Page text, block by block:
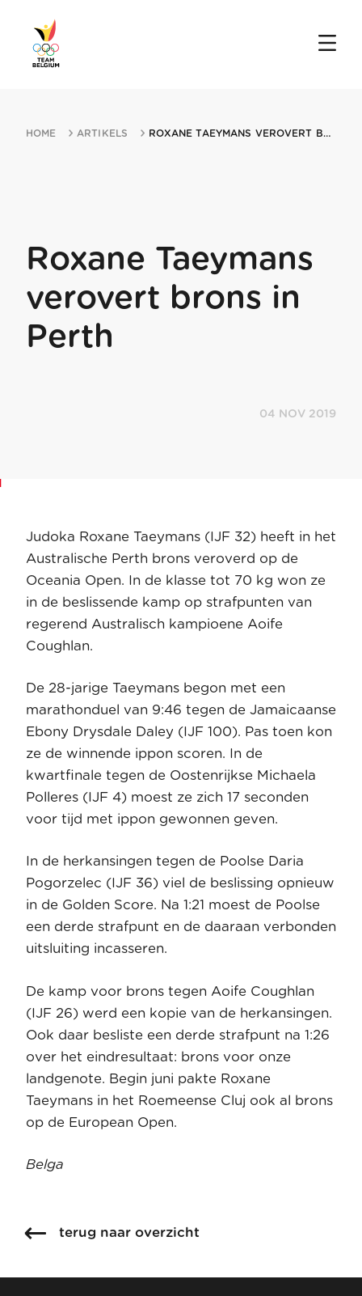
HOME ARTIKELS ROXANE TAEYMANS VEROVERT BRONS IN PERTH
Roxane Taeymans
verovert brons in
Perth
04 NOV 2019
Judoka Roxane Taeymans (IJF 32) heeft in het
Australische Perth brons veroverd op de
Oceania Open. In de klasse tot 70 kg won ze
in de beslissende kamp op strafpunten van
regerend Australisch kampioene Aoife
Coughlan.
De 28-jarige Taeymans begon met een
marathonduel van 9:46 tegen de Jamaicaanse
Ebony Drysdale Daley (IJF 100). Pas toen kon
ze de winnende ippon scoren. In de
kwartfinale tegen de Oostenrijkse Michaela
Polleres (IJF 4) moest ze zich 17 seconden
voor tijd met ippon gewonnen geven.
In de herkansingen tegen de Poolse Daria
Pogorzelec (IJF 36) viel de beslissing opnieuw
in de Golden Score. Na 1:21 moest de Poolse
een derde strafpunt en de daaraan verbonden
uitsluiting incasseren.
De kamp voor brons tegen Aoife Coughlan
(IJF 26) werd een kopie van de herkansingen.
Ook daar besliste een derde strafpunt na 1:26
over het eindresultaat: brons voor onze
landgenote. Begin juni pakte Roxane
Taeymans in het Roemeense Cluj ook al brons
op de European Open.
Belga
terug naar overzicht